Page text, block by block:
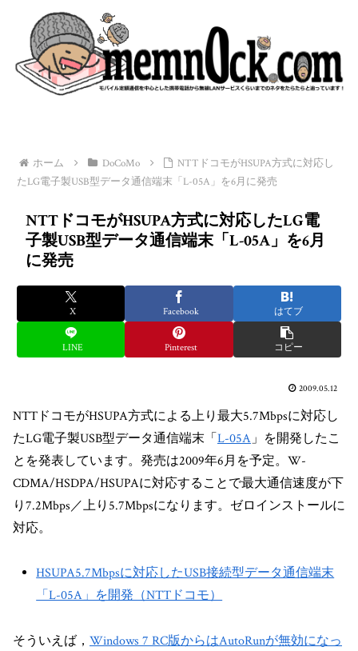
ホーム DoCoMo
NTTドコモがHSUPA方式に対応し
たLG電子製USB型データ通信端末「L-05A」を6月に発売
NTTドコモがHSUPA方式に対応したLG電
子製USB型データ通信端末「L-05A」を6月
に発売
X Facebook はてブ
LINE Pinterest コピー
2009.05.12
NTTドコモがHSUPA方式による上り最大5.7Mbpsに対応し
たLG電子製USB型データ通信端末「L-05A」を開発したこ
とを発表しています。発売は2009年6月を予定。W-
CDMA/HSDPA/HSUPAに対応することで最大通信速度が下
り7.2Mbps／上り5.7Mbpsになります。ゼロインストールに
対応。
HSUPA5.7Mbpsに対応したUSB接続型データ通信端末
「L-05A」を開発（NTTドコモ）
そういえば， Windows 7 RC版からはAutoRunが無効になっ